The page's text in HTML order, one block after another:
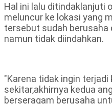
Hal ini lalu ditindaklanjuti
meluncur ke lokasi yang
tersebut sudah berusaha
namun tidak diindahkan.
"Karena tidak ingin terjadi
sekitar,akhirnya kedua
berseragam berusaha